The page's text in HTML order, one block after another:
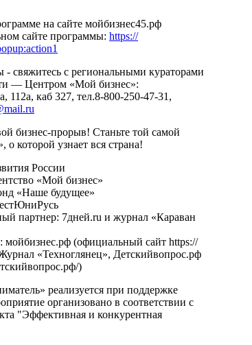
на сайте мойбизнес45.рф
сайте программы: https://
- свяжитесь с региональными кураторами
— Центром «Мой бизнес»:
112а, каб 327, тел.8-800-250-47-31,
бизнес-прорыв! Станьте той самой
которой узнает вся страна!
России
«Мой бизнес»
«Наше будущее»
партнер: 7дней.ru и журнал «Караван
(официальный сайт https://
«Техноглянец», Детскийвопрос.рф
)
реализуется при поддержке
организовано в соответствии с
"Эффективная и конкурентная